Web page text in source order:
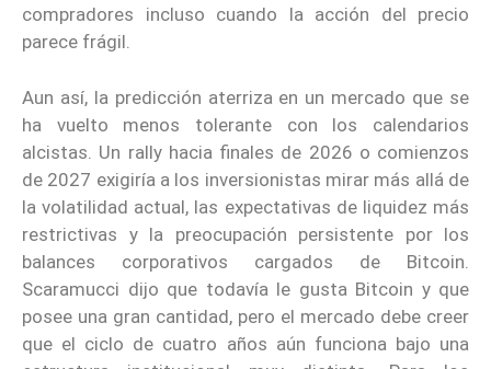
compradores incluso cuando la acción del precio
parece frágil.
Aun así, la predicción aterriza en un mercado que se
ha vuelto menos tolerante con los calendarios
alcistas. Un rally hacia finales de 2026 o comienzos
de 2027 exigiría a los inversionistas mirar más allá de
la volatilidad actual, las expectativas de liquidez más
restrictivas y la preocupación persistente por los
balances corporativos cargados de Bitcoin.
Scaramucci dijo que todavía le gusta Bitcoin y que
posee una gran cantidad, pero el mercado debe creer
que el ciclo de cuatro años aún funciona bajo una